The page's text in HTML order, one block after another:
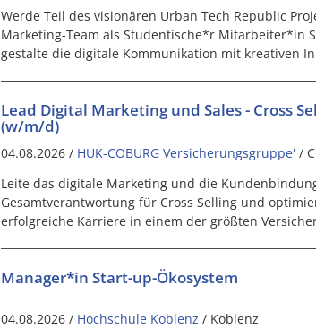
Werde Teil des visionären Urban Tech Republic
Marketing-Team als Studentische*r Mitarbeiter*in
gestalte die digitale Kommunikation mit kreativen
Lead Digital Marketing und Sales - Cross
(w/m/d)
04.08.2026 / HUK-COBURG Versicherungsgruppe' /
Leite das digitale Marketing und die
Gesamtverantwortung für Cross Selling und
erfolgreiche Karriere in einem der größten
Manager*in Start-up-Ökosystem
04.08.2026 / Hochschule Koblenz / Koblenz